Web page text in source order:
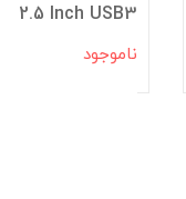
2.5 Inch
ناموجود